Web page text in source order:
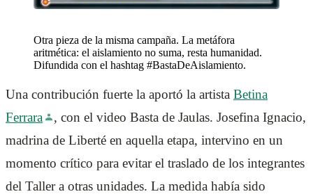
Otra pieza de la misma campaña. La metáfora
aritmética: el aislamiento no suma, resta humanidad.
Difundida con el hashtag #BastaDeAislamiento.
Una contribución fuerte la aportó la artista Betina
Ferrara
, con el video Basta de Jaulas. Josefina Ignacio,
madrina de Liberté en aquella etapa, intervino en un
momento crítico para evitar el traslado de los integrantes
del Taller a otras unidades. La medida había sido